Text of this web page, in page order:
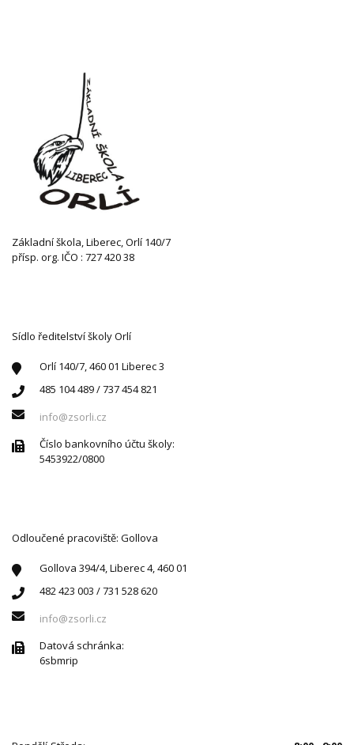
Základní škola, Liberec, Orlí 140/7
přísp. org. IČO : 727 420 38
Sídlo ředitelství školy Orlí
Orlí 140/7, 460 01 Liberec 3
485 104 489 / 737 454 821
info@zsorli.cz
Číslo bankovního účtu školy:
5453922/0800
Odloučené pracoviště: Gollova
Gollova 394/4, Liberec 4, 460 01
482 423 003 / 731 528 620
info@zsorli.cz
Datová schránka:
6sbmrip